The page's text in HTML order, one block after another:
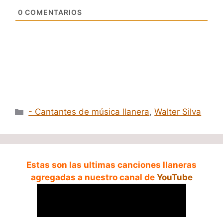
0 COMENTARIOS
Categorías
- Cantantes de música llanera,Walter Silva
Estas son las ultimas canciones llaneras
agregadas a nuestro canal de YouTube